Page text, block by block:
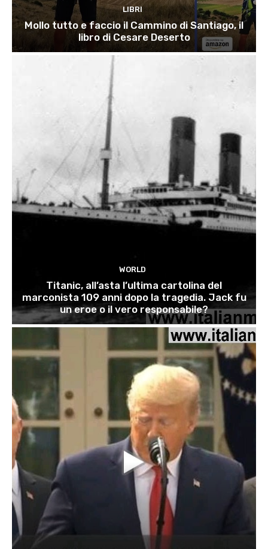
LIBRI
Mollo tutto e faccio il Cammino di Santiago, il
libro di Cesare Deserto
WORLD
Titanic, all’asta l’ultima cartolina del
marconista 109 anni dopo la tragedia. Jack fu
un eroe o il vero responsabile?